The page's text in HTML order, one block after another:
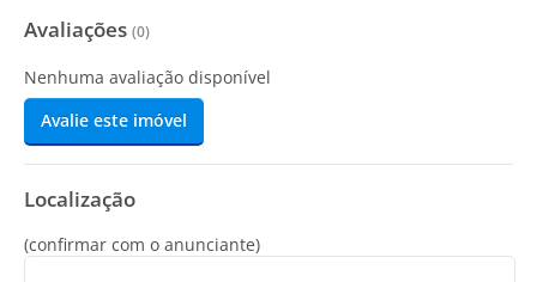
Avaliações (0)
Nenhuma avaliação disponível
Avalie este imóvel
Localização
(confirmar com o anunciante)